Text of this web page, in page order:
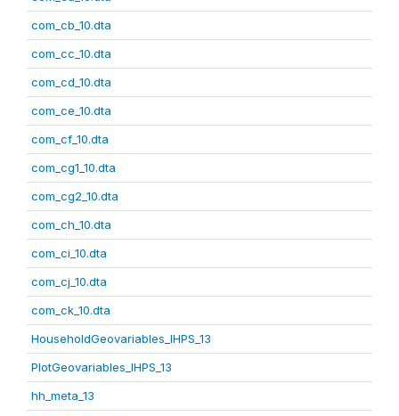
com_cb_10.dta
com_cc_10.dta
com_cd_10.dta
com_ce_10.dta
com_cf_10.dta
com_cg1_10.dta
com_cg2_10.dta
com_ch_10.dta
com_ci_10.dta
com_cj_10.dta
com_ck_10.dta
HouseholdGeovariables_IHPS_13
PlotGeovariables_IHPS_13
hh_meta_13